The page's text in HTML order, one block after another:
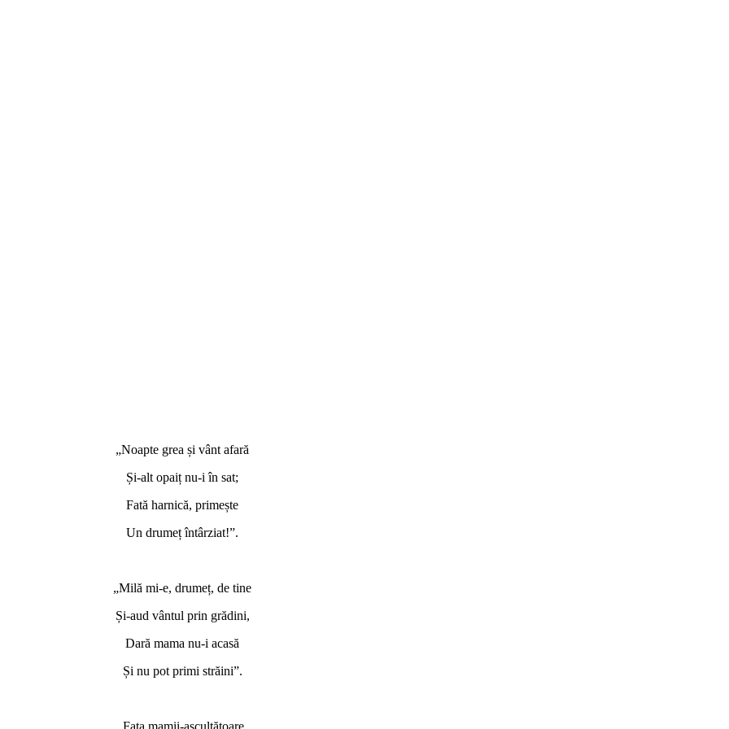
„Noapte grea și vânt afară
Și-alt opaiț nu-i în sat;
Fată harnică, primește
Un drumeț întârziat!”.
„Milă mi-e, drumeț, de tine
Și-aud vântul prin grădini,
Dară mama nu-i acasă
Și nu pot primi străini”.